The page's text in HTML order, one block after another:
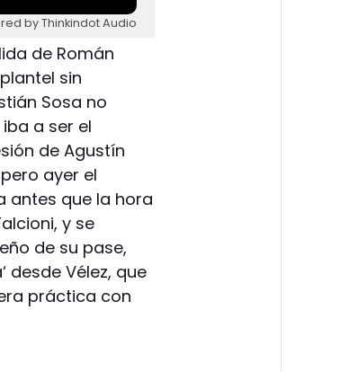
by Thinkindot Audio
de Román
sin
Sosa no
a ser el
de Agustín
ayer el
antes que la hora
y se
de su pase,
desde Vélez, que
práctica con